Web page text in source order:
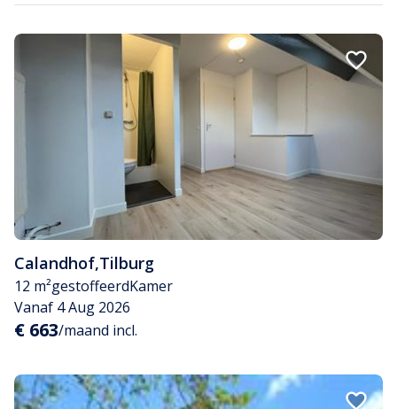
Calandhof,Tilburg
12 m²gestoffeerdKamer
Vanaf 4 Aug 2026
€ 663/maand incl.